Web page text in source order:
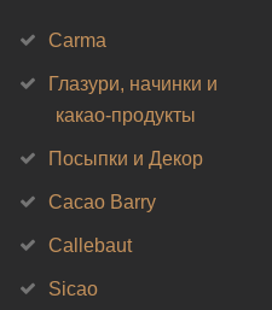
Carma
Глазури, начинки и
какао-продукты
Посыпки и Декор
Cacao Barry
Callebaut
Sicao